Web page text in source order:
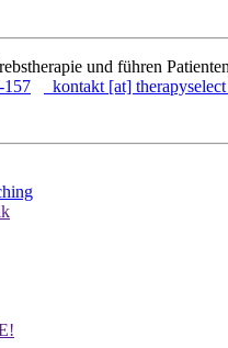
und führen
157
kontakt [at]